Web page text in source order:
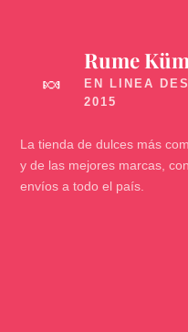
🍬
Rume
La tienda de dulces más
y de las mejores marcas,
envíos a todo el país.